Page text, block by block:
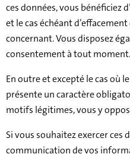
ces données, vous bénéficiez
et le cas échéant
concernant. Vous disposez
consentement à tout moment.
En outre et excepté le cas où
présente un caractère
motifs légitimes, vous y
Si vous souhaitez exercer
communication de vos